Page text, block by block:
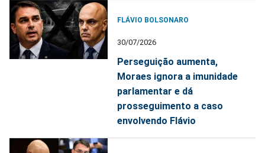
FLÁVIO BOLSONARO
30/07/2026
Perseguição aumenta,
Moraes ignora a imunidade
parlamentar e dá
prosseguimento a caso
envolvendo Flávio